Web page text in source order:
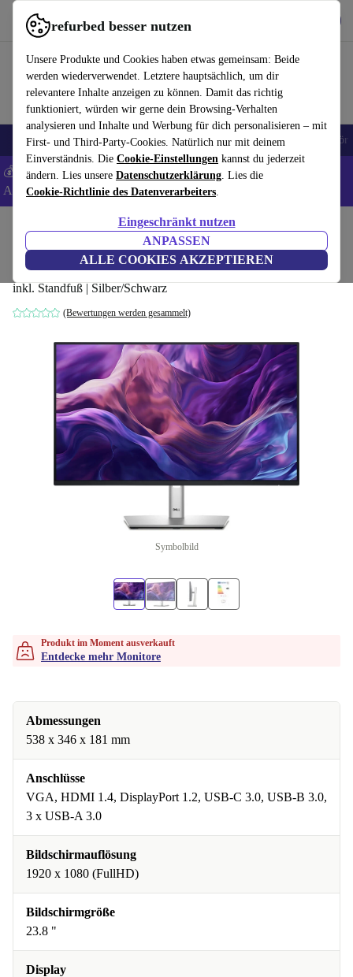
refurbed besser nutzen
Unsere Produkte und Cookies haben etwas gemeinsam: Beide
werden wiederverwendet. Letztere hauptsächlich, um dir
relevantere Inhalte anzeigen zu können. Damit das richtig
funktioniert, würden wir gerne dein Browsing-Verhalten
analysieren und Inhalte und Werbung für dich personalisieren – mit
First- und Third-Party-Cookies. Natürlich nur mit deinem
Einverständnis. Die Cookie-Einstellungen kannst du jederzeit
ändern. Lies unsere Datenschutzerklärung. Lies die
Cookie-Richtlinie des Datenverarbeiters.
Eingeschränkt nutzen
ANPASSEN
ALLE COOKIES AKZEPTIEREN
refurbed schnell und einfach nutzen
🎒 Back to school Handys Laptops Tablets Smartwatches Zubehör
💰 Extra -5% auf Samsung- und Google-Smartphones - Code:
ANDROID5 -AGB
Monitore
Dell P2425H | 23.8"
inkl. Standfuß | Silber/Schwarz
(Bewertungen werden gesammelt)
Symbolbild
Produkt im Moment ausverkauft
Entdecke mehr Monitore
Abmessungen
538 x 346 x 181 mm
Anschlüsse
VGA, HDMI 1.4, DisplayPort 1.2, USB-C 3.0, USB-B 3.0,
3 x USB-A 3.0
Bildschirmauflösung
1920 x 1080 (FullHD)
Bildschirmgröße
23.8 "
Display